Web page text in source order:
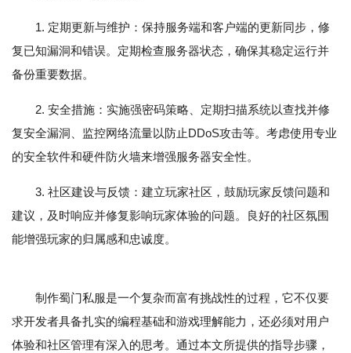
1. 定期更新与维护：保持服务端和客户端的更新同步，修
复已知漏洞和错误。定期检查服务器状态，确保其稳定运行并
备份重要数据。
2. 安全措施：实施强密码策略、定期扫描系统以查找并修
复安全漏洞、监控网络流量以防止DDoS攻击等。考虑使用专业
的安全软件和硬件防火墙来增强服务器安全性。
3. 社区建设与反馈：建立玩家社区，鼓励玩家反馈问题和
建议，及时响应并修复影响玩家体验的问题。良好的社区氛围
能增强玩家的归属感和忠诚度。
制作蜀门私服是一个复杂而富有挑战性的过程，它不仅要
求开发者具备扎实的编程基础和游戏理解能力，还必须对用户
体验和社区管理有深入的思考。通过本文所提供的指导步骤，